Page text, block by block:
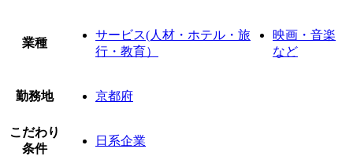
業種
サービス(人材・ホテル・旅
行・教育）
映画・音楽
など
勤務地 京都府
こだわり
条件
日系企業